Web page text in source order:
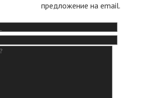
предложение на email.